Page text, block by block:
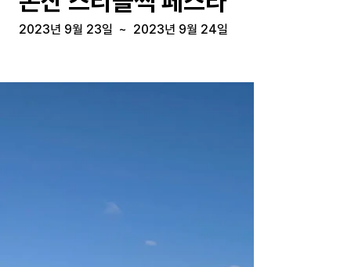
2023년 9월 23일 ~ 2023년 9월 24일